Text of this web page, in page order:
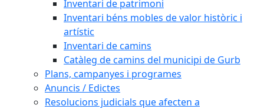
Inventari de patrimoni
Inventari béns mobles de valor històric i
artístic
Inventari de camins
Catàleg de camins del municipi de Gurb
Plans, campanyes i programes
Anuncis / Edictes
Resolucions judicials que afecten a